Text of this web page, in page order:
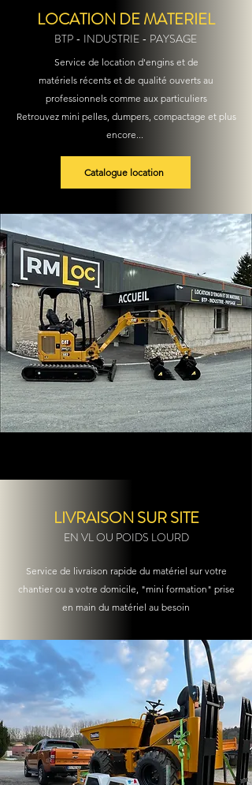
LOCATION DE MATERIEL
BTP - INDUSTRIE - PAYSAGE
Service de location d'engins et de
matériels récents et de qualité ouverts au
professionnelscomme aux particuliers
Retrouvez mini pelles, dumpers, compactage et plus
encore...
Catalogue location
LIVRAISON SUR SITE
EN VL OU POIDS LOURD
Service de livraison rapide du matériel sur votre
chantier ou a votre domicile, "mini formation" prise
en main du matériel au besoin